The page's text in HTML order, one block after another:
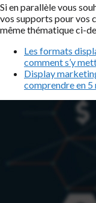
Si en parallèle vous
vos supports pour vos
même thématique ci-
Les formats
comment s’y
Display
comprendre en 5